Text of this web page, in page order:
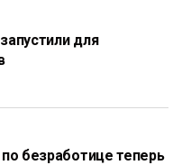
для
безработице теперь